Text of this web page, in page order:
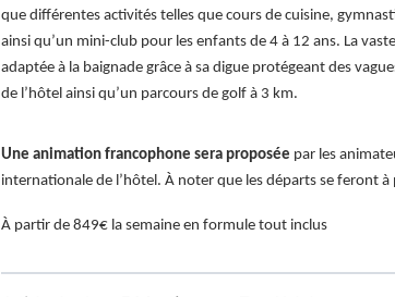
que différentes activités telles que cours de cuisine,
ainsi qu’un mini-club pour les enfants de 4 à 12 ans. La
adaptée à la baignade grâce à sa digue protégeant des
de l’hôtel ainsi qu’un parcours de golf à 3 km.
Une animation francophone sera proposée par les
internationale de l’hôtel. À noter que les départs se feront
À partir de 849€ la semaine en formule tout inclus